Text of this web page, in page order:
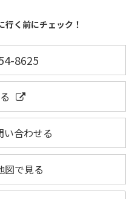
く前にチェック！
8625
い合わせる
図で見る